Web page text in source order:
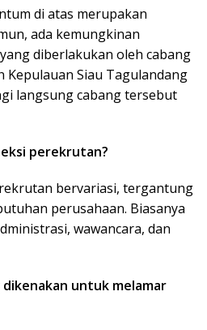
di atas merupakan
ada kemungkinan
diberlakukan oleh cabang
Kepulauan Siau Tagulandang
langsung cabang tersebut
perekrutan?
bervariasi, tergantung
perusahaan. Biasanya
wawancara, dan
dikenakan untuk melamar